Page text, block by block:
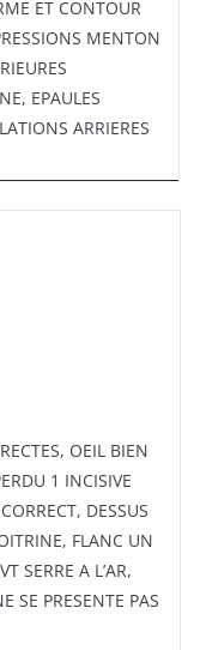
ET CONTOUR
MENTON
EPAULES
ARRIERES
OEIL BIEN
1 INCISIVE
DESSUS
FLANC UN
SERRE A L’AR,
SE PRESENTE PAS